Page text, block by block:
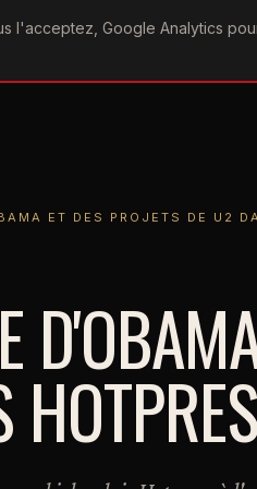
l'acceptez, Google Analytics
CONCERTS DISCOGRAPHIE
ET DES PROJETS DE U2